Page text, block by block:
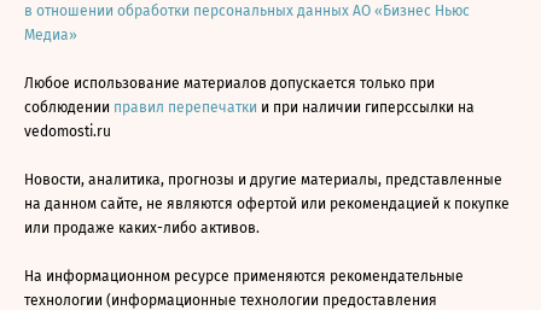
в отношении обработки персональных данных АО «Бизнес Ньюс
Медиа»
Любое использование материалов допускается только при
соблюдении правил перепечатки и при наличии гиперссылки на
vedomosti.ru
Новости, аналитика, прогнозы и другие материалы, представленные
на данном сайте, не являются офертой или рекомендацией к покупке
или продаже каких-либо активов.
На информационном ресурсе применяются рекомендательные
технологии (информационные технологии предоставления